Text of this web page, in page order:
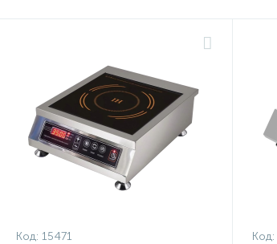
Код: 15471 Код: